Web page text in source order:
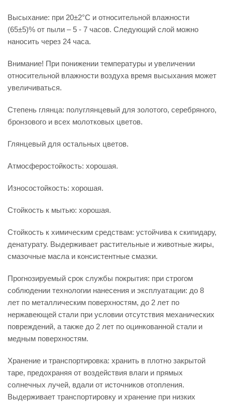
Высыхание: при 20±2°С и относительной влажности
(65±5)% от пыли – 5 - 7 часов. Следующий слой можно
наносить через 24 часа.
Внимание! При понижении температуры и увеличении
относительной влажности воздуха время высыхания может
увеличиваться.
Степень глянца: полуглянцевый для золотого, серебряного,
бронзового и всех молотковых цветов.
Глянцевый для остальных цветов.
Атмосферостойкость: хорошая.
Износостойкость: хорошая.
Стойкость к мытью: хорошая.
Стойкость к химическим средствам: устойчива к скипидару,
денатурату. Выдерживает растительные и животные жиры,
смазочные масла и консистентные смазки.
Прогнозируемый срок службы покрытия: при строгом
соблюдении технологии нанесения и эксплуатации: до 8
лет по металлическим поверхностям, до 2 лет по
нержавеющей стали при условии отсутствия механических
повреждений, а также до 2 лет по оцинкованной стали и
медным поверхностям.
Хранение и транспортировка: хранить в плотно закрытой
таре, предохраняя от воздействия влаги и прямых
солнечных лучей, вдали от источников отопления.
Выдерживает транспортировку и хранение при низких